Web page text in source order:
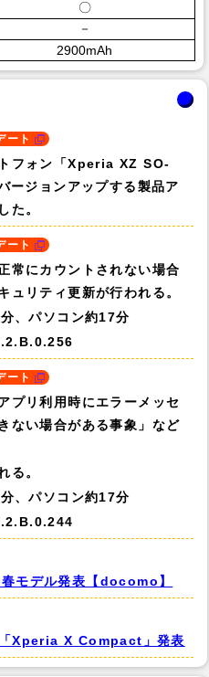
〇
－
2900mAh
ート
フォン「Xperia XZ SO-
ジョンアップする製品ア
た。
ート
常にカウントされない場合
ュリティ更新が行われる。
、パソコン約17分
ート
プリ利用時にエラーメッセ
ない場合がある事象」など
る。
、パソコン約17分
モデル発表【docomo】
Xperia X Compact」発表